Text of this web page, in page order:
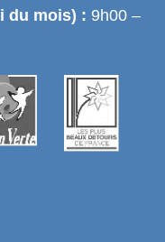
du mois) : 9h00 –